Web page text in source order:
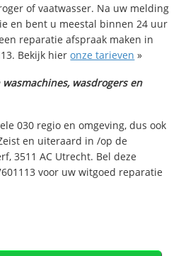
of vaatwasser. Na uw melding
en bent u meestal binnen 24 uur
reparatie afspraak maken in
Bekijk hieronze tarieven »
wasdrogers en
030 regio en omgeving, dus ook
en uiteraard in /op de
3511 AC Utrecht. Bel deze
voor uw witgoed reparatie